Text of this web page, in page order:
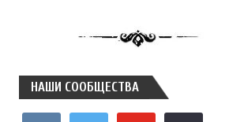
НАШИ СООБЩЕСТВА